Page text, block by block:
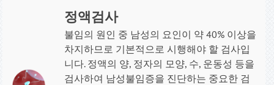
정액검사
불임의 원인 중 남성의 요인이 약 40% 이상을
차지하므로 기본적으로 시행해야 할 검사입
니다. 정액의 양, 정자의 모양, 수, 운동성 등을
검사하여 남성불임증을 진단하는 중요한 검